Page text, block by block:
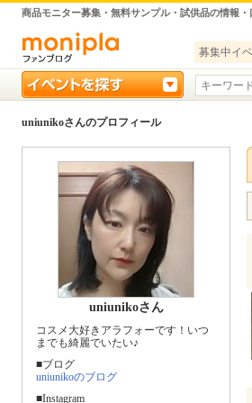
商品モニター募集・無料サンプル・試供品の情報・
募集中イ
uniunikoさんのプロフィール
uniunikoさん
コスメ大好きアラフォーです！いつ
までも綺麗でいたい♪
■ブログ
uniunikoのブログ
■Instagram